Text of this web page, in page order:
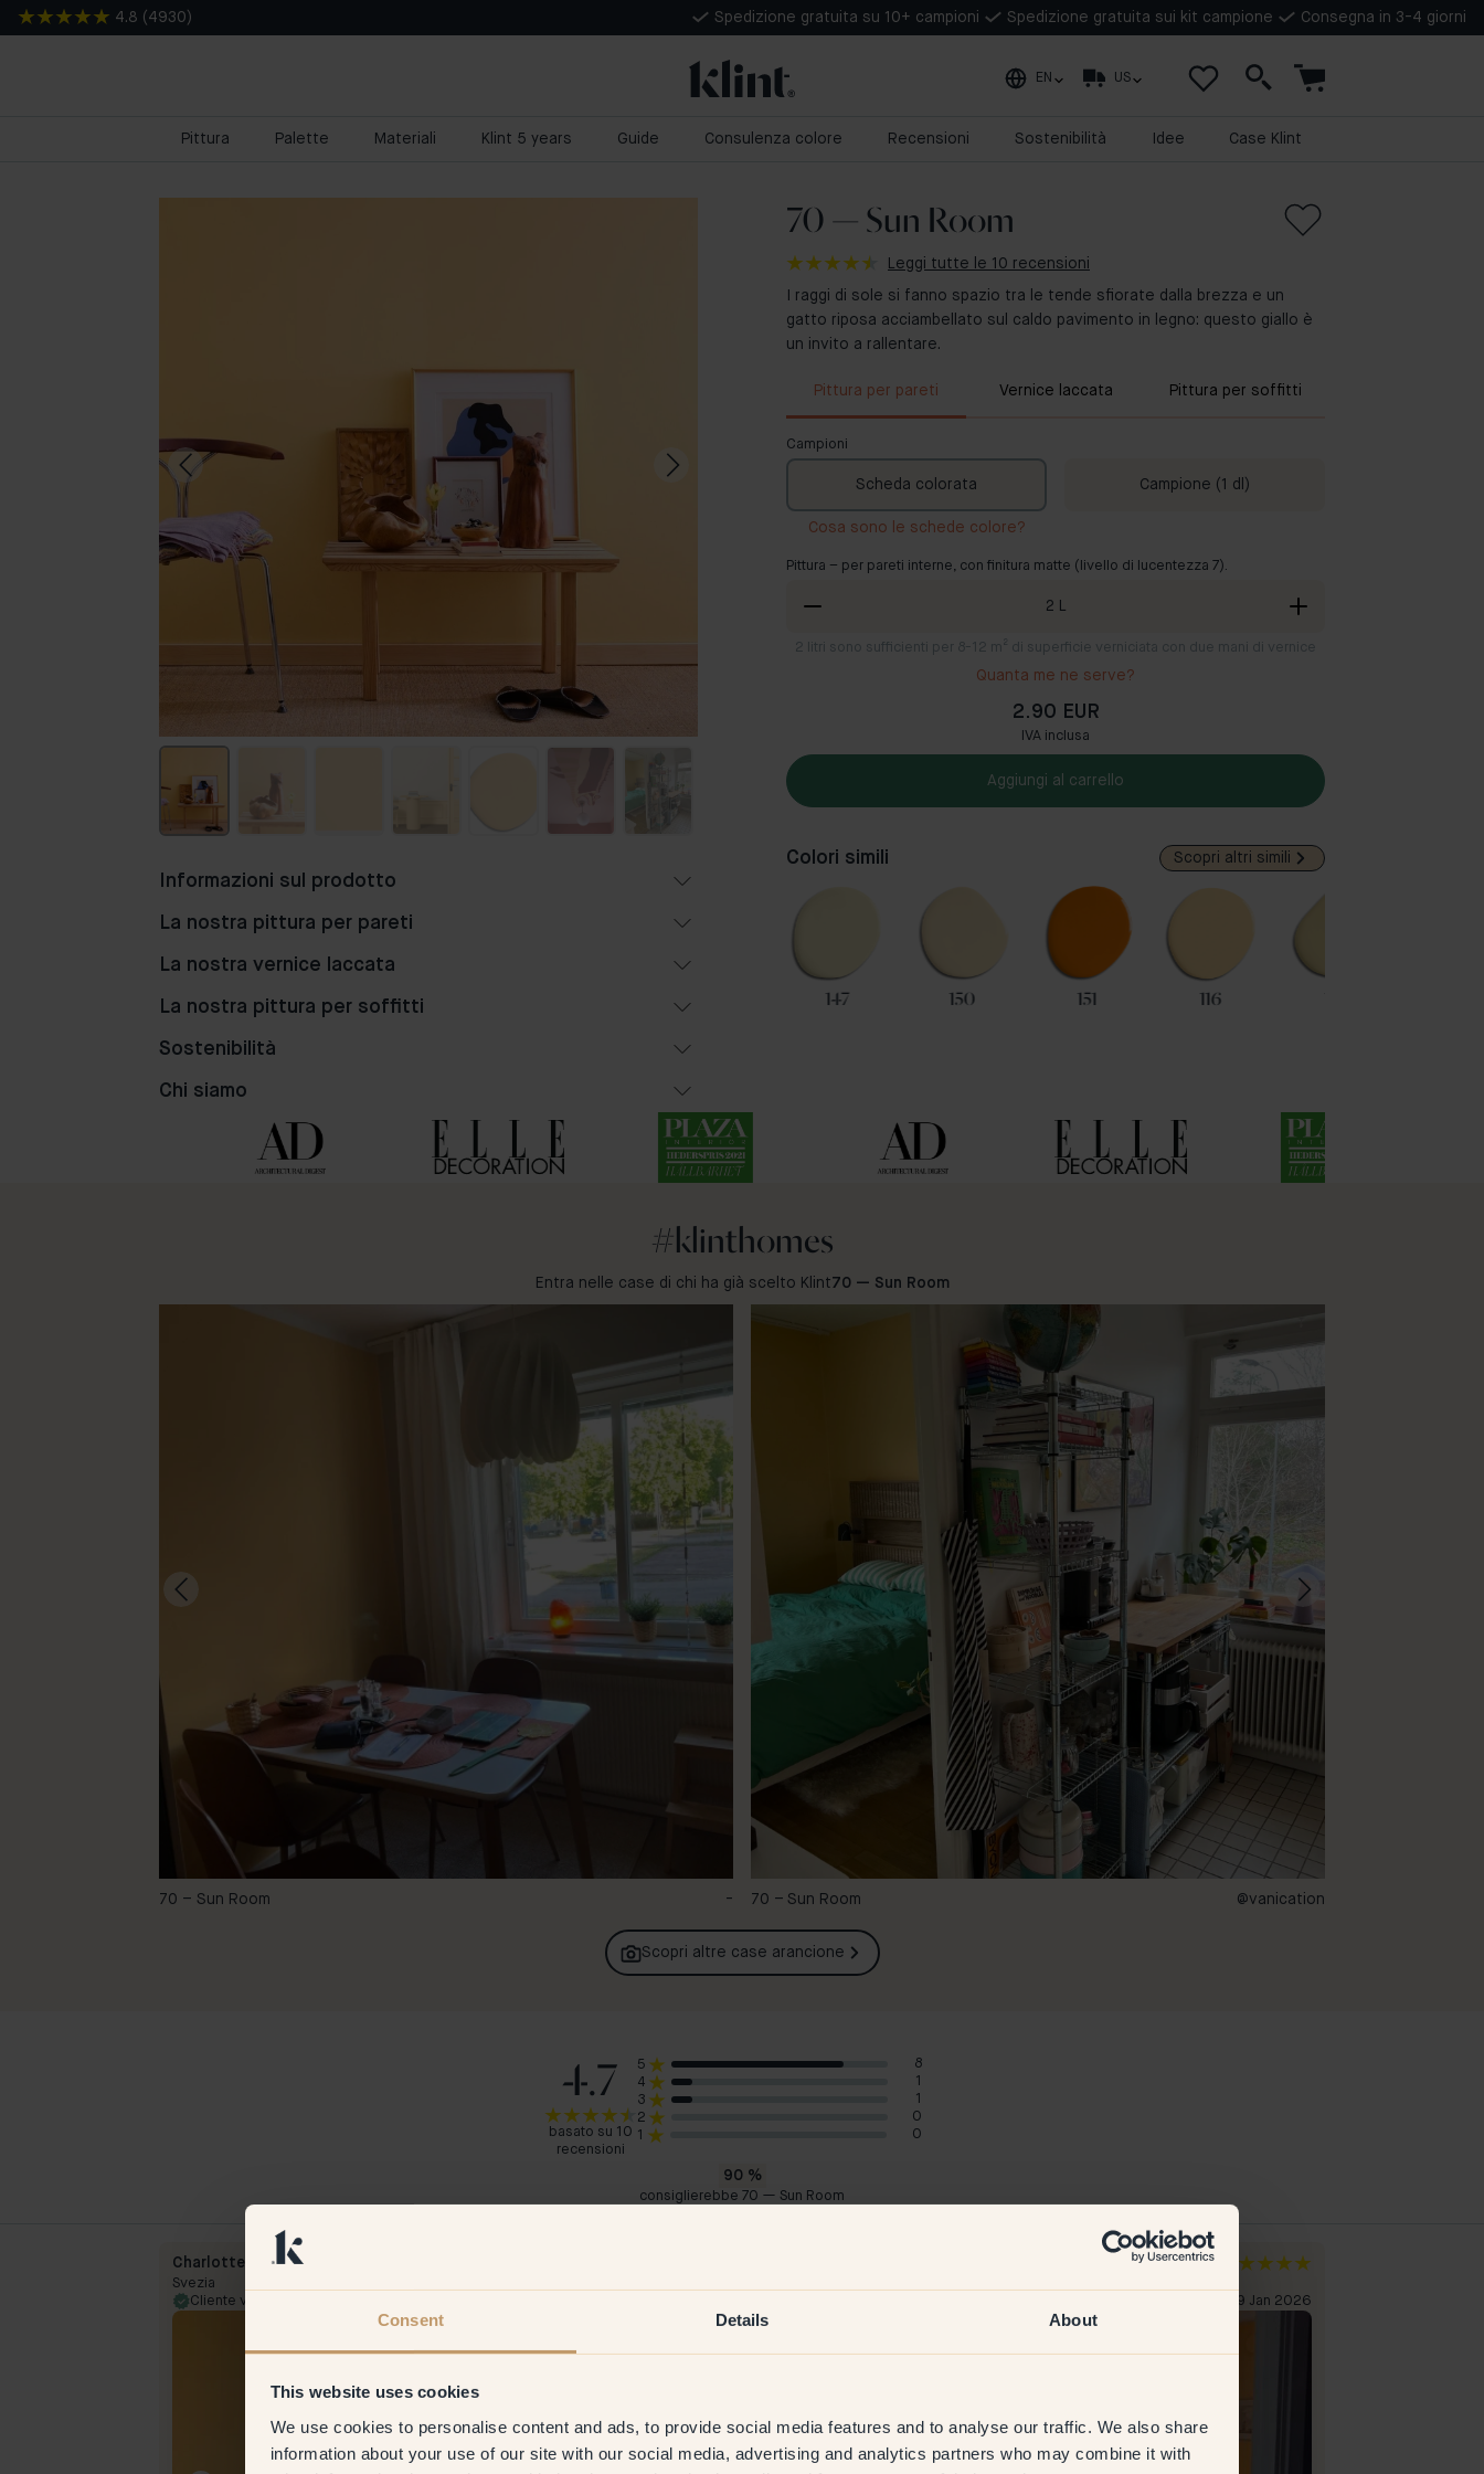
Consent Details About
This website uses cookies
We use cookies to personalise content and ads, to provide social media features and to analyse our traffic. We also share
information about your use of our site with our social media, advertising and analytics partners who may combine it with
4.8 ( 4930 ) Spedizione gratuita su 10+ campioni Spedizione gratuita sui kit campione Consegna in 3-4 giorni
EN US
Pittura Palette Materiali Klint 5 years Guide Consulenza colore Recensioni Sostenibilità Idee Case Klint
70 — Sun Room
Leggi tutte le 10 recensioni
I raggi di sole si fanno spazio tra le tende sfiorate dalla brezza e un
gatto riposa acciambellato sul caldo pavimento in legno: questo giallo è
un invito a rallentare.
Pittura per pareti Vernice laccata Pittura per soffitti
Campioni
Scheda colorata Campione (1 dl)
Cosa sono le schede colore?
Pittura – per pareti interne, con finitura matte (livello di lucentezza 7).
2 L
2 litri sono sufficienti per 8-12 m² di superficie verniciata con due mani di vernice
Quanta me ne serve?
2.90 EUR
IVA inclusa
Aggiungi al carrello
Colori simili Scopri altri simili
86 69 147 150 151 116
Informazioni sul prodotto
La nostra pittura per pareti
La nostra vernice laccata
La nostra pittura per soffitti
Sostenibilità
Chi siamo
#klinthomes
Entra nelle case di chi ha già scelto Klint70 — Sun Room
70 – Sun Room - 70 – Sun Room @vanication
Scopri altre case arancione
4.7
basato su 10
recensioni
5
8
4
1
3
1
2
0
1
0
90%
consiglierebbe 70 — Sun Room
Charlotte L
Svezia
Cliente verificato
29 Jan 2026